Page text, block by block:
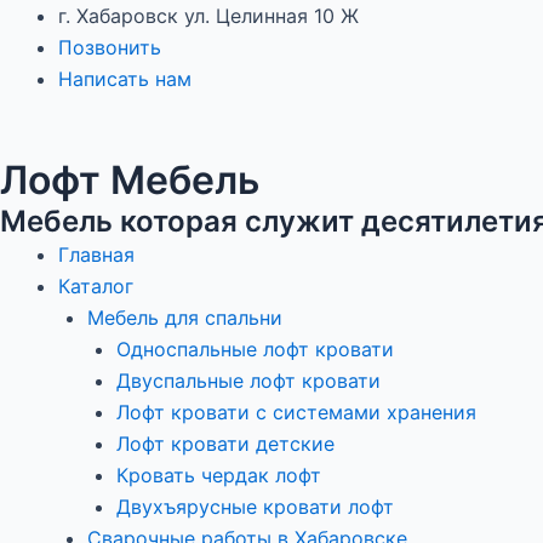
Перейти
содержимому
г. Хабаровск ул. Целинная 10 Ж
Позвонить
Написать нам
Лофт Мебель
Мебель которая служит
Главная
Каталог
Мебель для спальни
Односпальные лофт кровати
Двуспальные лофт кровати
Лофт кровати с системами хранения
Лофт кровати детские
Кровать чердак лофт
Двухъярусные кровати лофт
Сварочные работы в Хабаровске
Навигация
по
записям